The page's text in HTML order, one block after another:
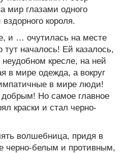
мир глазами одного
короля.
и … очутилась на месте
тут началось! Ей казалось,
кресле, на ней
в мире одежда, а вокруг
в мире люди!
Но самое главное
краски и стал черно-
волшебница, придя в
черно-белым и противным,